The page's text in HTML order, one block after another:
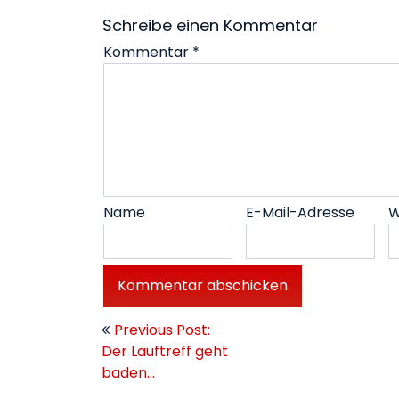
Schreibe einen Kommentar
Kommentar *
Name E-Mail-Adresse
Beitragsnavigation
Previous Post:
Der Lauftreff geht
baden…